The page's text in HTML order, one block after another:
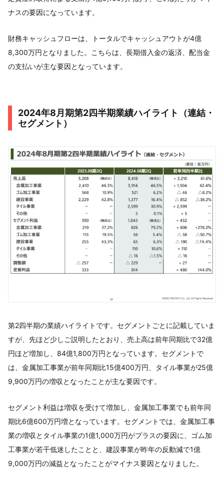
ナスの要因になっています。
財務キャッシュフローは、トータルでキャッシュアウトが4億
8,300万円となりました。こちらは、長期借入金の返済、配当金
の支払いが主な要因となっています。
2024年8月期第2四半期業績ハイライト（連結・
セグメント）
第2四半期の業績ハイライトです。セグメントごとに記載していま
すが、先ほど少しご説明したとおり、売上高は前年同期比で32億
円ほど増加し、84億1,800万円となっています。セグメントで
は、金属加工事業が前年同期比15億400万円、タイル事業が25億
9,900万円の増収となったことが主な要因です。
セグメント利益は増収を受けて増加し、金属加工事業でも前年同
期比6億600万円増となっています。セグメントでは、金属加工事
業の増収とタイル事業の1億1,000万円がプラスの要因に、ゴム加
工事業が若干低迷したことと、建設事業が昨年の反動減で1億
9,000万円の減益となったことがマイナス要因となりました。